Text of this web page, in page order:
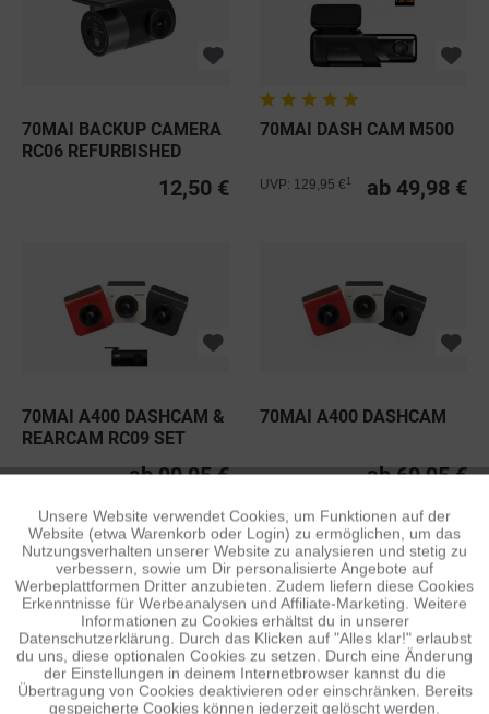
70MAI BACKUP CAMERA
RC06 REFURBISHED
12,50 €
70MAI DASH CAM M500
ab 49,98 €
UVP: 129,95 €
70MAI A400 DASHCAM &
REARCAM RC09 SET
ab 99,95 €
70MAI A400 DASHCAM
ab 69,95 €
NEXTBASE CABIN VIEW
NEXTBASE REAR
Funktionale Aktiv
Tracking Inaktiv
Personalisierung Inaktiv
Unsere Website verwendet Cookies, um Funktionen auf der
Website (etwa Warenkorb oder Login) zu ermöglichen, um das
Nutzungsverhalten unserer Website zu analysieren und stetig zu
verbessern, sowie um Dir personalisierte Angebote auf
Werbeplattformen Dritter anzubieten. Zudem liefern diese Cookies
Erkenntnisse für Werbeanalysen und Affiliate-Marketing. Weitere
Informationen zu Cookies erhältst du in unserer
Datenschutzerklärung. Durch das Klicken auf "Alles klar!" erlaubst
du uns, diese optionalen Cookies zu setzen. Durch eine Änderung
der Einstellungen in deinem Internetbrowser kannst du die
Übertragung von Cookies deaktivieren oder einschränken. Bereits
gespeicherte Cookies können jederzeit gelöscht werden.